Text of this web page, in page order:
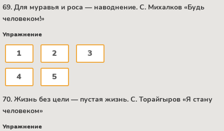
69. Для муравья и роса — наводнение. C. Михалков «Будь
человеком!»
Упражнение
1 2 3
4 5
70. Жизнь без цели — пустая жизнь. С. Торайгыров «Я стану
человеком»
Упражнение